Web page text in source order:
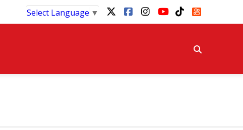
Select Language ▼